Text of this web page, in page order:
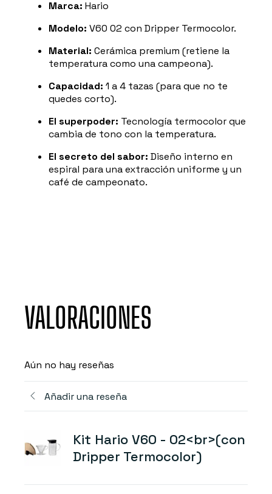
Marca: Hario
Modelo: V60 02 con Dripper Termocolor.
Material: Cerámica premium (retiene la
temperatura como una campeona).
Capacidad: 1 a 4 tazas (para que no te
quedes corto).
El superpoder: Tecnología termocolor que
cambia de tono con la temperatura.
El secreto del sabor: Diseño interno en
espiral para una extracción uniforme y un
café de campeonato.
VALORACIONES
Aún no hay reseñas
Añadir una reseña
Kit Hario V60 - 02<br>(con
Dripper Termocolor)